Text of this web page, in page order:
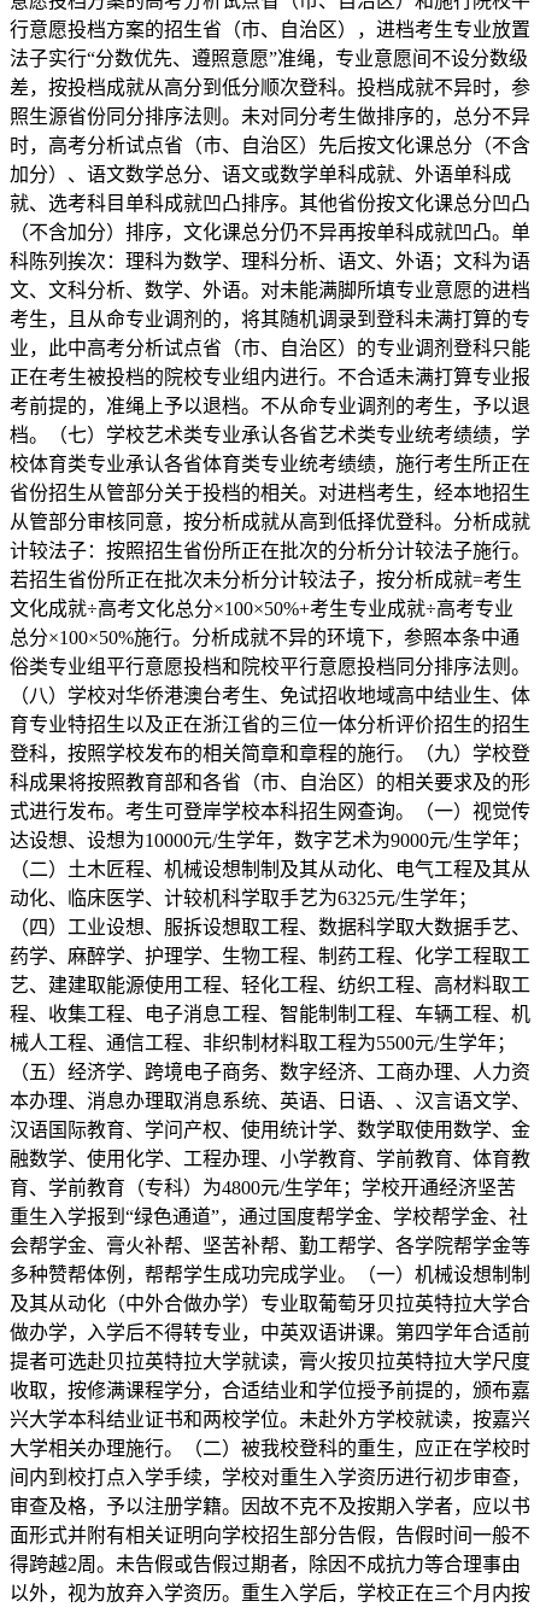
行意愿投档方案的招生省（市、自治区），进档考生专业放置
法子实行“分数优先、遵照意愿”准绳，专业意愿间不设分数级
差，按投档成就从高分到低分顺次登科。投档成就不异时，参
照生源省份同分排序法则。未对同分考生做排序的，总分不异
时，高考分析试点省（市、自治区）先后按文化课总分（不含
加分）、语文数学总分、语文或数学单科成就、外语单科成
就、选考科目单科成就凹凸排序。其他省份按文化课总分凹凸
（不含加分）排序，文化课总分仍不异再按单科成就凹凸。单
科陈列挨次：理科为数学、理科分析、语文、外语；文科为语
文、文科分析、数学、外语。对未能满脚所填专业意愿的进档
考生，且从命专业调剂的，将其随机调录到登科未满打算的专
业，此中高考分析试点省（市、自治区）的专业调剂登科只能
正在考生被投档的院校专业组内进行。不合适未满打算专业报
考前提的，准绳上予以退档。不从命专业调剂的考生，予以退
档。（七）学校艺术类专业承认各省艺术类专业统考绩绩，学
校体育类专业承认各省体育类专业统考绩绩，施行考生所正在
省份招生从管部分关于投档的相关。对进档考生，经本地招生
从管部分审核同意，按分析成就从高到低择优登科。分析成就
计较法子：按照招生省份所正在批次的分析分计较法子施行。
若招生省份所正在批次未分析分计较法子，按分析成就=考生
文化成就÷高考文化总分×100×50%+考生专业成就÷高考专业
总分×100×50%施行。分析成就不异的环境下，参照本条中通
俗类专业组平行意愿投档和院校平行意愿投档同分排序法则。
（八）学校对华侨港澳台考生、免试招收地域高中结业生、体
育专业特招生以及正在浙江省的三位一体分析评价招生的招生
登科，按照学校发布的相关简章和章程的施行。（九）学校登
科成果将按照教育部和各省（市、自治区）的相关要求及的形
式进行发布。考生可登岸学校本科招生网查询。（一）视觉传
达设想、设想为10000元/生学年，数字艺术为9000元/生学年；
（二）土木匠程、机械设想制制及其从动化、电气工程及其从
动化、临床医学、计较机科学取手艺为6325元/生学年；
（四）工业设想、服拆设想取工程、数据科学取大数据手艺、
药学、麻醉学、护理学、生物工程、制药工程、化学工程取工
艺、建建取能源使用工程、轻化工程、纺织工程、高材料取工
程、收集工程、电子消息工程、智能制制工程、车辆工程、机
械人工程、通信工程、非织制材料取工程为5500元/生学年；
（五）经济学、跨境电子商务、数字经济、工商办理、人力资
本办理、消息办理取消息系统、英语、日语、、汉言语文学、
汉语国际教育、学问产权、使用统计学、数学取使用数学、金
融数学、使用化学、工程办理、小学教育、学前教育、体育教
育、学前教育（专科）为4800元/生学年；学校开通经济坚苦
重生入学报到“绿色通道”，通过国度帮学金、学校帮学金、社
会帮学金、膏火补帮、坚苦补帮、勤工帮学、各学院帮学金等
多种赞帮体例，帮帮学生成功完成学业。（一）机械设想制制
及其从动化（中外合做办学）专业取葡萄牙贝拉英特拉大学合
做办学，入学后不得转专业，中英双语讲课。第四学年合适前
提者可选赴贝拉英特拉大学就读，膏火按贝拉英特拉大学尺度
收取，按修满课程学分，合适结业和学位授予前提的，颁布嘉
兴大学本科结业证书和两校学位。未赴外方学校就读，按嘉兴
大学相关办理施行。（二）被我校登科的重生，应正在学校时
间内到校打点入学手续，学校对重生入学资历进行初步审查，
审查及格，予以注册学籍。因故不克不及按期入学者，应以书
面形式并附有相关证明向学校招生部分告假，告假时间一般不
得跨越2周。未告假或告假过期者，除因不成抗力等合理事由
以外，视为放弃入学资历。重生入学后，学校正在三个月内按